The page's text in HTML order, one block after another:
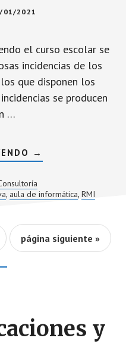
01/2021
el curso escolar se
incidencias de los
que disponen los
se producen
…
ACERCA
DE
DE
LOS
MEDIOS
LOS
EDUCATIVOS.
→
, aula de informática, RMI
Ir
a
página siguiente »
y